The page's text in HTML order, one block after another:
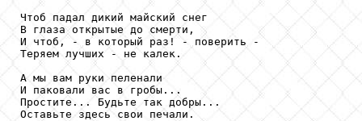
Чтоб падал дикий майский снег
В глаза открытые до смерти,
И чтоб, - в который раз! - поверить -
Теряем лучших - не калек.
А мы вам руки пеленали
И паковали вас в гробы...
Простите... Будьте так добры...
Оставьте здесь свои печали.